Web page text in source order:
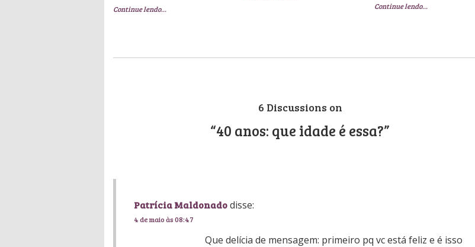
Continue lendo… Continue lendo…
6 Discussions on
“40 anos: que idade é essa?”
Patrícia Maldonadodisse:
4 de maio às 08:47
Que delícia de mensagem: primeiro pq vc está feliz e é isso